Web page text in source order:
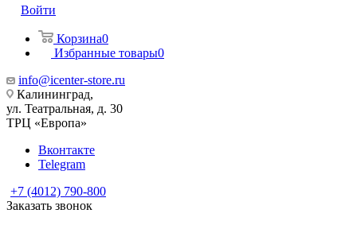
Войти
Корзина0
Избранные товары0
info@icenter-store.ru
Калининград,
ул. Театральная, д. 30
ТРЦ «Европа»
Вконтакте
Telegram
+7 (4012) 790-800
Заказать звонок